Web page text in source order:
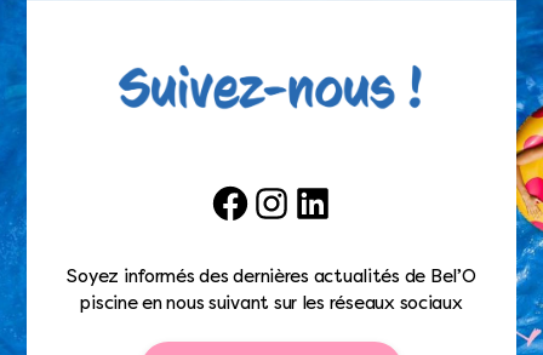
FacebookInstagramLinkedIn
Soyez informés des dernières actualités de Bel’O
piscine en nous suivant sur les réseaux sociaux